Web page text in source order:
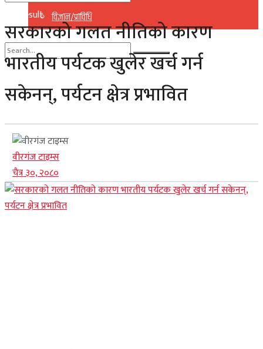
विज्ञान/प्राविधि
No Result
View All Result
No Result
View All Result
सरकारको गलत नीतिको कारण
भारतीय पर्यटक खुलेर खर्च गर्न
सकेनन्, पर्यटन क्षेत्र प्रभावित
वीरगंज टाइम्स
चैत्र ३०, २०८०